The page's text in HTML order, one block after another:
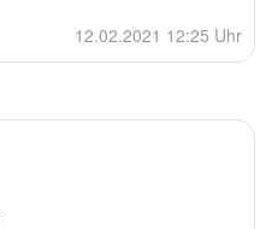
12.02.2021 12:25 Uhr